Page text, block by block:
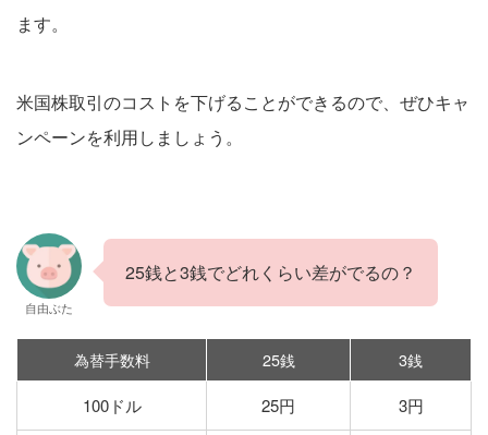
ます。
米国株取引のコストを下げることができるので、ぜひキャ
ンペーンを利用しましょう。
自由ぶた
25銭と3銭でどれくらい差がでるの？
為替手数料 25銭
3銭
100ドル
25円 3円